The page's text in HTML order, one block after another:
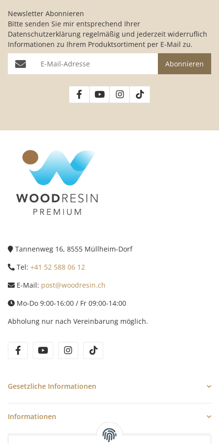
Newsletter Abonnieren
Bitte senden Sie mir entsprechend Ihrer
Datenschutzerklärung regelmäßig und jederzeit widerruflich
Informationen zu Ihrem Produktsortiment per E-Mail zu.
E-Mail-Adresse Abonnieren
Tannenweg 16, 8555 Müllheim-Dorf
Tel: +41 52 588 06 12
E-Mail: post@woodresin.ch
Mo-Do 9:00-16:00 / Fr 09:00-14:00
Abholung nur nach Vereinbarung möglich.
facebookyoutube instagram
Gesetzliche Informationen
Informationen